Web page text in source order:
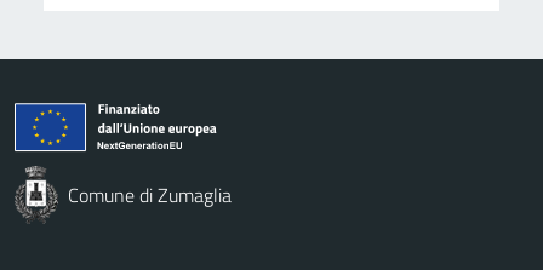
Comune di Zumaglia